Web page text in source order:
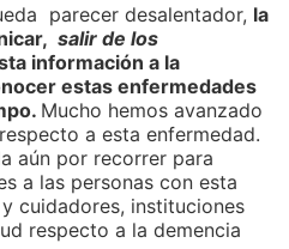
parecer desalentador, la
salir de los
información a la
estas enfermedades
Mucho hemos avanzado
a esta enfermedad.
aún por recorrer para
a las personas con esta
cuidadores, instituciones
respecto a la demencia